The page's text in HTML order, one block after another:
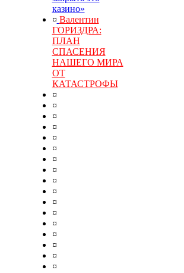
казино»
¤ Валентин
ГОРИЗДРА:
ПЛАН
СПАСЕНИЯ
НАШЕГО МИРА
ОТ
КАТАСТРОФЫ
¤
¤
¤
¤
¤
¤
¤
¤
¤
¤
¤
¤
¤
¤
¤
¤
¤